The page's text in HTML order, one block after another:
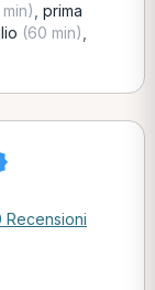
prima
(60 min)
Recensioni